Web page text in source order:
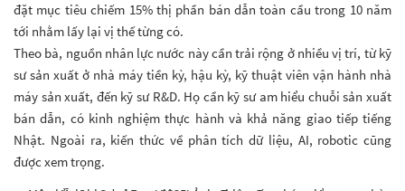
đặt mục tiêu chiếm 15% thị phần bán dẫn toàn cầu trong 10 năm
tới nhằm lấy lại vị thế từng có.
Theo bà, nguồn nhân lực nước này cần trải rộng ở nhiều vị trí, từ kỹ
sư sản xuất ở nhà máy tiền kỳ, hậu kỳ, kỹ thuật viên vận hành nhà
máy sản xuất, đến kỹ sư R&D. Họ cần kỹ sư am hiểu chuỗi sản xuất
bán dẫn, có kinh nghiệm thực hành và khả năng giao tiếp tiếng
Nhật. Ngoài ra, kiến thức về phân tích dữ liệu, AI, robotic cũng
được xem trọng.